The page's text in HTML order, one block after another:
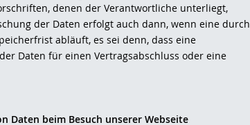
denen der Verantwortliche unterliegt,
der Daten erfolgt auch dann, wenn eine durch
abläuft, es sei denn, dass eine
Daten für einen Vertragsabschluss oder eine
Daten beim Besuch unserer Webseite